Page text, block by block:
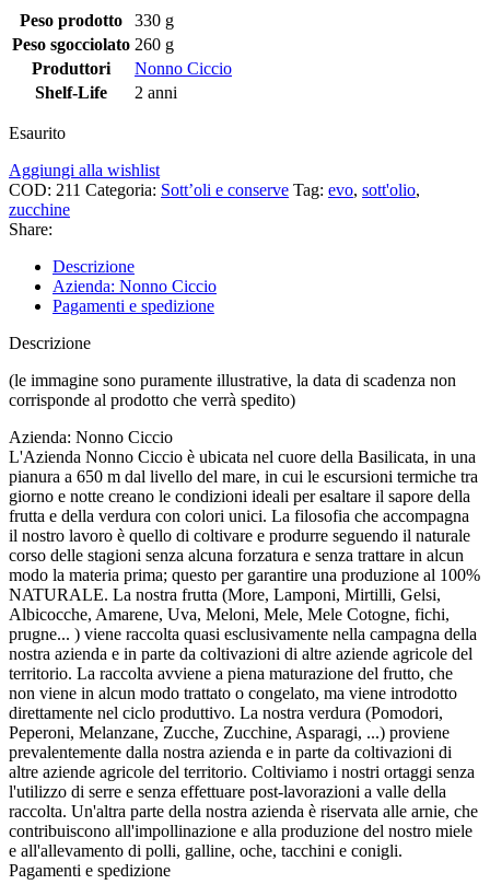
Peso prodotto
330 g
Peso sgocciolato 260 g
Produttori
Nonno Ciccio
Shelf-Life
2 anni
Esaurito
Aggiungi alla wishlist
COD: 211 Categoria: Sott’oli e conserve Tag: evo, sott'olio,
zucchine
Share:
Descrizione
Azienda: Nonno Ciccio
Pagamenti e spedizione
Descrizione
(le immagine sono puramente illustrative, la data di scadenza non
corrisponde al prodotto che verrà spedito)
Azienda: Nonno Ciccio
L'Azienda Nonno Ciccio è ubicata nel cuore della Basilicata, in una
pianura a 650 m dal livello del mare, in cui le escursioni termiche tra
giorno e notte creano le condizioni ideali per esaltare il sapore della
frutta e della verdura con colori unici. La filosofia che accompagna
il nostro lavoro è quello di coltivare e produrre seguendo il naturale
corso delle stagioni senza alcuna forzatura e senza trattare in alcun
modo la materia prima; questo per garantire una produzione al 100%
NATURALE. La nostra frutta (More, Lamponi, Mirtilli, Gelsi,
Albicocche, Amarene, Uva, Meloni, Mele, Mele Cotogne, fichi,
prugne... ) viene raccolta quasi esclusivamente nella campagna della
nostra azienda e in parte da coltivazioni di altre aziende agricole del
territorio. La raccolta avviene a piena maturazione del frutto, che
non viene in alcun modo trattato o congelato, ma viene introdotto
direttamente nel ciclo produttivo. La nostra verdura (Pomodori,
Peperoni, Melanzane, Zucche, Zucchine, Asparagi, ...) proviene
prevalentemente dalla nostra azienda e in parte da coltivazioni di
altre aziende agricole del territorio. Coltiviamo i nostri ortaggi senza
l'utilizzo di serre e senza effettuare post-lavorazioni a valle della
raccolta. Un'altra parte della nostra azienda è riservata alle arnie, che
contribuiscono all'impollinazione e alla produzione del nostro miele
e all'allevamento di polli, galline, oche, tacchini e conigli.
Pagamenti e spedizione